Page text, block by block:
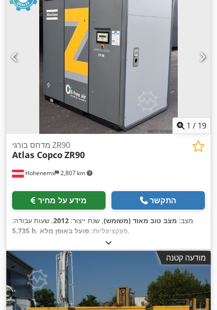
1 / 19
Hohenems 2,807 km
מדחס בורגי ZR90
Atlas CopcoZR90
מידע על מחיר התקשר
מצב: מצב טוב מאוד (משומש), שנת ייצור: 2012, שעות עבודה:
5,735 h
, פונקציונליות: פועל באופן מלא ,
מודעה קטנה